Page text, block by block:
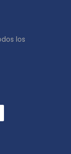
los